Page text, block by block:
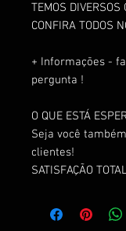
TEMOS DIVERSOS
CONFIRA TODOS
+ Informações -
pergunta !
O QUE ESTÁ
Seja você
clientes!
SATISFAÇÃO